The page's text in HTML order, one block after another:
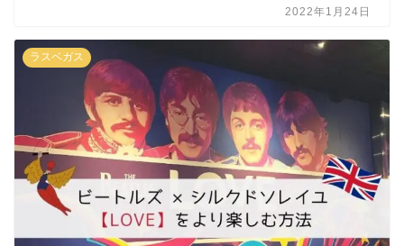
2022年1月24日
ラスベガス